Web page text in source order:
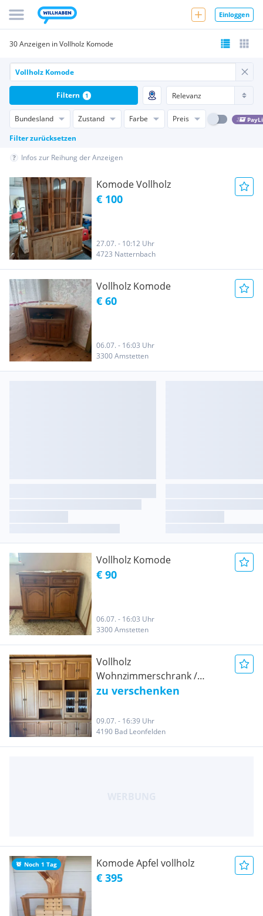
Einloggen
30 Anzeigen in Vollholz Komode
Bundesland Zustand Farbe Preis
Filter zurücksetzen
Filtern 1
Infos zur Reihung der Anzeigen
Komode Vollholz
€ 100
27.07. - 10:12 Uhr
4723 Natternbach
Vollholz Komode
€ 60
06.07. - 16:03 Uhr
3300 Amstetten
Vollholz Komode
€ 90
06.07. - 16:03 Uhr
3300 Amstetten
Vollholz
Wohnzimmerschrank /
Komode
zu verschenken
09.07. - 16:39 Uhr
4190 Bad Leonfelden
Noch 1 Tag Komode Apfel vollholz
€ 395